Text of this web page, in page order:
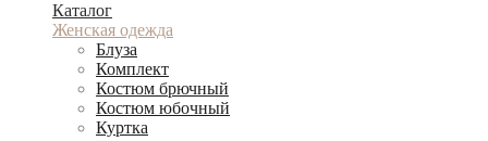
Каталог
Женская одежда
Блуза
Комплект
Костюм брючный
Костюм юбочный
Куртка